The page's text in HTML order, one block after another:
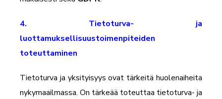
4. Tietoturva- ja
luottamuksellisuustoimenpiteiden
toteuttaminen
Tietoturva ja yksityisyys ovat tärkeitä huolenaiheita
nykymaailmassa. On tärkeää toteuttaa tietoturva- ja